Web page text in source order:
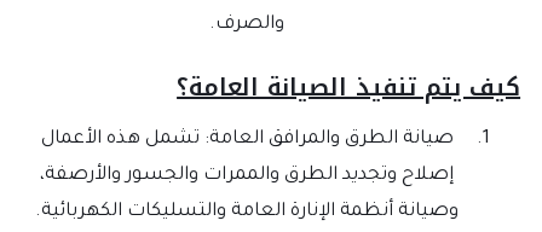
والصرف.
كيف يتم تنفيذ الصيانة العامة؟
صيانة الطرق والمرافق العامة: تشمل هذه الأعمال
إصلاح وتجديد الطرق والممرات والجسور والأرصفة،
وصيانة أنظمة الإنارة العامة والتسليكات الكهربائية.